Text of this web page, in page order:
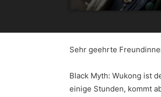
Sehr geehrte
Black Myth: Wukong ist
einige Stunden, kommt